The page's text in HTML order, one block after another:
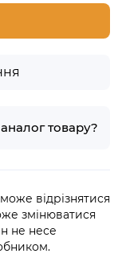
товару?
відрізнятися
змінюватися
не несе